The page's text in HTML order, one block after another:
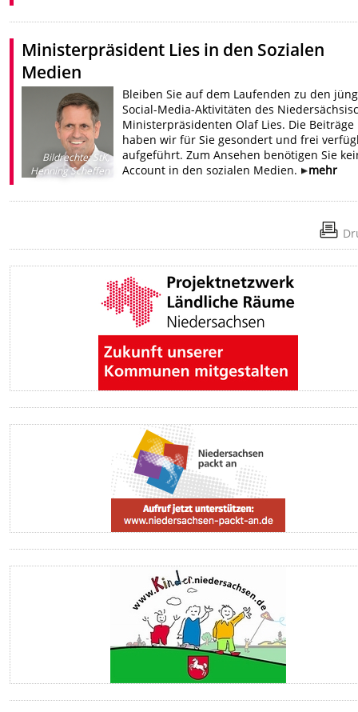
Ministerpräsident Lies in den Sozialen
Medien
Bildrechte:StK,
Henning Scheffen
Bleiben Sie auf dem Laufenden zu den
Social-Media-Aktivitäten des
Ministerpräsidenten Olaf Lies. Die Beiträge
haben wir für Sie gesondert und frei
aufgeführt. Zum Ansehen benötigen Sie
Account in den sozialen Medien.
mehr